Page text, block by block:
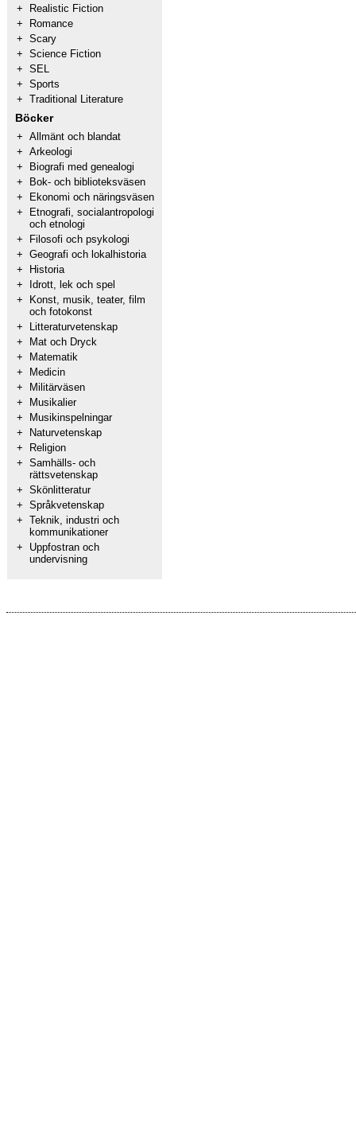
+
Realistic Fiction
+
Romance
+ Scary
+ Science Fiction
+ SEL
+ Sports
+ Traditional Literature
Böcker
+ Allmänt och blandat
+ Arkeologi
+
Biografi med genealogi
+
Bok- och biblioteksväsen
+
Ekonomi och näringsväsen
+
Etnografi, socialantropologi
och etnologi
+
Filosofi och psykologi
+ Geografi och lokalhistoria
+
Historia
+
Idrott, lek och spel
+
Konst, musik, teater, film
och fotokonst
+
Litteraturvetenskap
+
Mat och Dryck
+
Matematik
+
Medicin
+
Militärväsen
+
Musikalier
+
Musikinspelningar
+
Naturvetenskap
+
Religion
+ Samhälls- och
rättsvetenskap
+ Skönlitteratur
+ Språkvetenskap
+ Teknik, industri och
kommunikationer
+
Uppfostran och
undervisning